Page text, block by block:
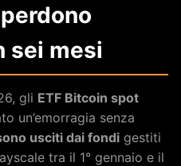
sei mesi
gli ETF Bitcoin spot
un’emorragia senza
usciti dai fondi gestiti
tra il 1° gennaio e il